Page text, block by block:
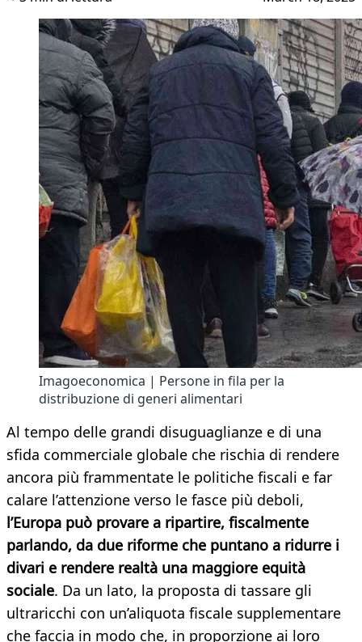
Imagoeconomica | Persone in fila per la
distribuzione di generi alimentari
Al tempo delle grandi disuguaglianze e di una
sfida commerciale globale che rischia di rendere
ancora più frammentate le politiche fiscali e far
calare l’attenzione verso le fasce più deboli,
l’Europa può provare a ripartire, fiscalmente
parlando, da due riforme che puntano a ridurre i
divari e rendere realtà una maggiore equità
sociale. Da un lato, la proposta di tassare gli
ultraricchi con un’aliquota fiscale supplementare
che faccia in modo che, in proporzione ai loro